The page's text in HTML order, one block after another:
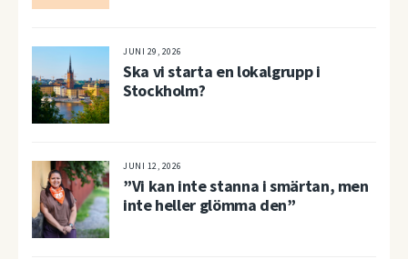
JUNI 29, 2026
Ska vi starta en lokalgrupp i
Stockholm?
JUNI 12, 2026
”Vi kan inte stanna i smärtan, men
inte heller glömma den”